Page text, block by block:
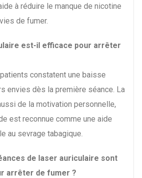
à réduire le manque de nicotine
de fumer.
est-il efficace pour arrêter
constatent une baisse
envies dès la première séance. La
de la motivation personnelle,
est reconnue comme une aide
au sevrage tabagique.
de laser auriculaire sont
arrêter de fumer ?